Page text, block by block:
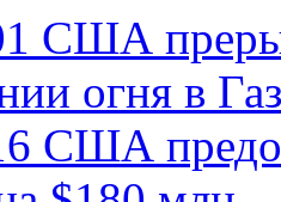
США
огня в
США